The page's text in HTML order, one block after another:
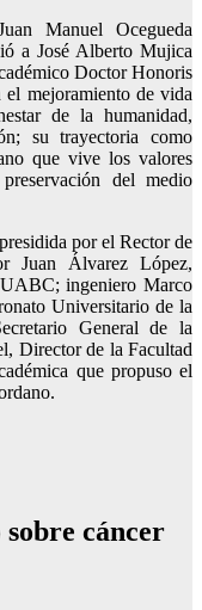
Manuel Ocegueda
a José Alberto Mujica
Doctor Honoris
el mejoramiento de vida
de la humanidad,
su trayectoria como
que vive los valores
del medio
por el Rector de
Juan Álvarez López,
ingeniero Marco
Universitario de la
General de la
Director de la Facultad
que propuso el
cáncer